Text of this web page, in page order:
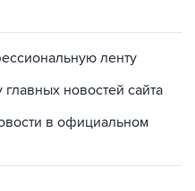
ленту
новостей сайта
в официальном